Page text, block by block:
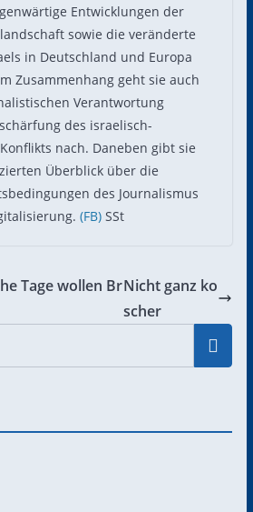
Entwicklungen der
sowie die veränderte
in Deutschland und Europa
Zusammenhang geht sie auch
Verantwortung
des israelisch-
nach. Daneben gibt sie
Überblick über die
des Journalismus
(FB) SSt
Tage wollen BrNicht ganz ko
scher